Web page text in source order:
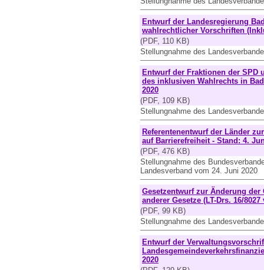
Entwurf der Landesregierung
wahlrechtlicher Vorschriften
(PDF, 110 KB)
Stellungnahme des
Entwurf der Fraktionen der SPD
des inklusiven Wahlrechts in
2020
(PDF, 109 KB)
Stellungnahme des
Referentenentwurf der Länder
auf Barrierefreiheit - Stand: 4.
(PDF, 476 KB)
Stellungnahme des
Landesverband vom 24. Juni 2020
Gesetzentwurf zur Änderung
anderer Gesetze (LT-Drs. 16/
(PDF, 99 KB)
Stellungnahme des
Entwurf der
2020